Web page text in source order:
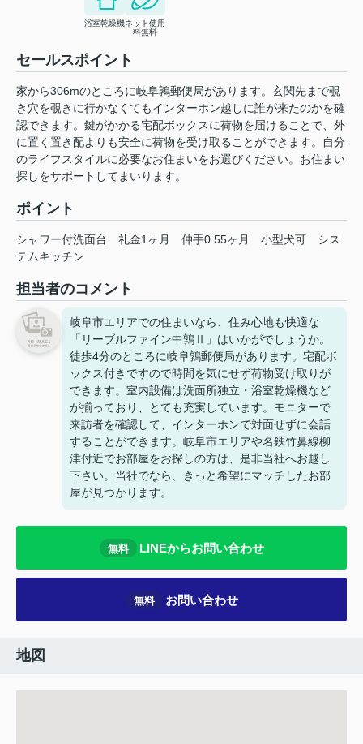
浴室乾燥機ネット使用
料無料
セールスポイント
家から306mのところに岐阜鶉郵便局があります。玄関先まで覗
き穴を覗きに行かなくてもインターホン越しに誰が来たのかを確
認できます。鍵がかかる宅配ボックスに荷物を届けることで、外
に置く置き配よりも安全に荷物を受け取ることができます。自分
のライフスタイルに必要なお住まいをお選びください。お住まい
探しをサポートしてまいります。
ポイント
シャワー付洗面台 礼金1ヶ月 仲手0.55ヶ月 小型犬可
シス
テムキッチン
担当者のコメント
岐阜市エリアでの住まいなら、住み心地も快適な
「リーブルファイン中鶉Ⅱ」はいかがでしょうか。
徒歩4分のところに岐阜鶉郵便局があります。宅配ボ
ックス付きですので時間を気にせず荷物受け取りが
できます。室内設備は洗面所独立・浴室乾燥機など
が揃っており、とても充実しています。モニターで
来訪者を確認して、インターホンで対面せずに会話
することができます。岐阜市エリアや名鉄竹鼻線柳
津付近でお部屋をお探しの方は、是非当社へお越し
下さい。当社でなら、きっと希望にマッチしたお部
屋が見つかります。
無料 LINEからお問い合わせ
無料 お問い合わせ
地図